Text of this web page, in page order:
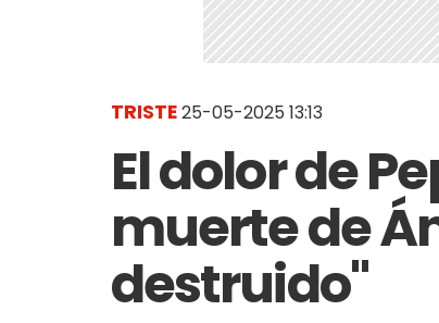
TRISTE25-05-2025 13:13
El dolor de
muerte de
destruido"